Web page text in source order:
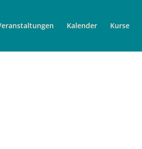
Kalender Kurse